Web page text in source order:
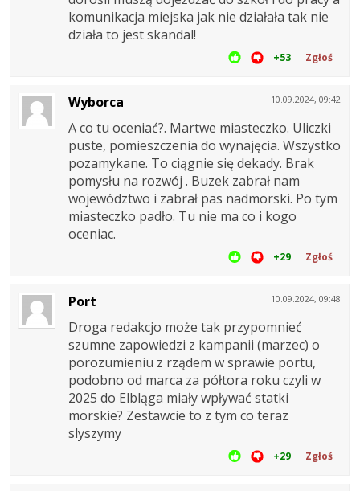
komunikacja miejska jak nie działała tak nie
działa to jest skandal!
+53 Zgłoś
10.09.2024, 09:42
Wyborca
A co tu oceniać?. Martwe miasteczko. Uliczki
puste, pomieszczenia do wynajęcia. Wszystko
pozamykane. To ciągnie się dekady. Brak
pomysłu na rozwój . Buzek zabrał nam
województwo i zabrał pas nadmorski. Po tym
miasteczko padło. Tu nie ma co i kogo
oceniac.
+29 Zgłoś
10.09.2024, 09:48
Port
Droga redakcjo może tak przypomnieć
szumne zapowiedzi z kampanii (marzec) o
porozumieniu z rządem w sprawie portu,
podobno od marca za półtora roku czyli w
2025 do Elbląga miały wpływać statki
morskie? Zestawcie to z tym co teraz
slyszymy
+29 Zgłoś